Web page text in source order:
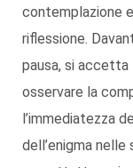
contemplazione
riflessione.
pausa, si accetta
osservare la
l’immediatezza
dell’enigma